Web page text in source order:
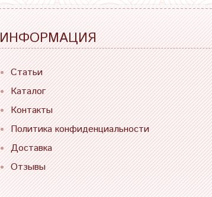
ИНФОРМАЦИЯ
Статьи
Каталог
Контакты
Политика конфиденциальности
Доставка
Отзывы